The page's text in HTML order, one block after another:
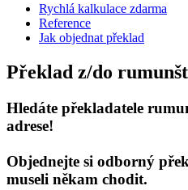
Rychlá kalkulace zdarma
Reference
Jak objednat překlad
Překlad z/do
Hledáte překladatele
adrese!
Objednejte si odborný
museli někam chodit.